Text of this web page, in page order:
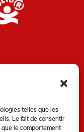
telles que les
Le fait de consentir
le comportement